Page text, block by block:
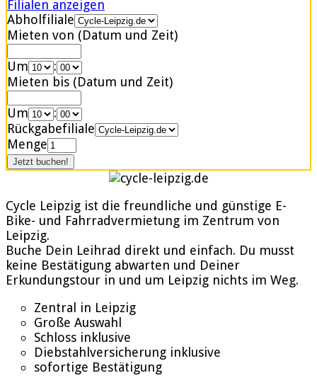
Filialen anzeigen
Abholfiliale
Mieten von (Datum und Zeit)
Um
:
Mieten bis (Datum und Zeit)
Um
:
Rückgabefiliale
Menge
Cycle Leipzig ist die freundliche und günstige E-
Bike- und Fahrradvermietung im Zentrum von
Leipzig.
Buche Dein Leihrad direkt und einfach. Du musst
keine Bestätigung abwarten und Deiner
Erkundungstour in und um Leipzig nichts im Weg.
Zentral in Leipzig
Große Auswahl
Schloss inklusive
Diebstahlversicherung inklusive
sofortige Bestätigung